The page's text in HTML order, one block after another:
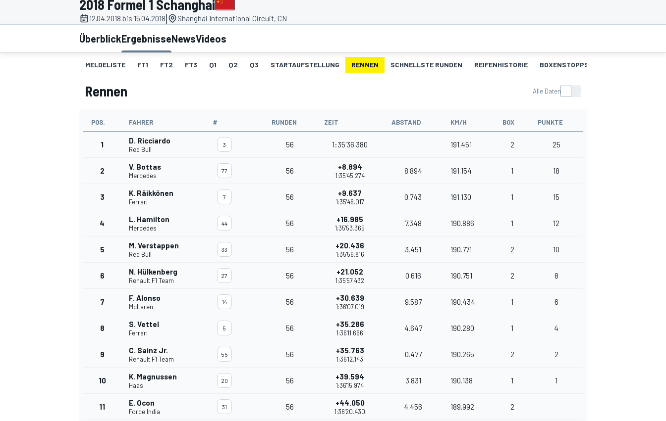
MOTOGP
2018 Formel 1 Schanghai
12.04.2018 bis 15.04.2018| Shanghai International Circuit, CN
ÜberblickErgebnisseNewsVideos
MELDELISTE FT1 FT2 FT3 Q1 Q2 Q3 STARTAUFSTELLUNG RENNEN SCHNELLSTE RUNDEN REIFENHISTORIE BOXENSTOPPS
Rennen Alle Daten
POS. FAHRER # RUNDEN ZEIT ABSTAND KM/H BOX PUNKTE
1 D. Ricciardo
Red Bull
3 56 1:35'36.380 191.451 2 25
2 V. Bottas
Mercedes
77 56 +8.894
1:35'45.274
8.894 191.154 1 18
3 K. Räikkönen
Ferrari
7 56 +9.637
1:35'46.017
0.743 191.130 1 15
4 L. Hamilton
Mercedes
44 56 +16.985
1:35'53.365
7.348 190.886 1 12
5 M. Verstappen
Red Bull
33 56 +20.436
1:35'56.816
3.451 190.771 2 10
6 N. Hülkenberg
Renault F1 Team
27 56 +21.052
1:35'57.432
0.616 190.751 2 8
7 F. Alonso
McLaren
14 56 +30.639
1:36'07.019
9.587 190.434 1 6
8 S. Vettel
Ferrari
5 56 +35.286
1:36'11.666
4.647 190.280 1 4
9 C. Sainz Jr.
Renault F1 Team
55 56 +35.763
1:36'12.143
0.477 190.265 2 2
10 K. Magnussen
Haas
20 56 +39.594
1:36'15.974
3.831 190.138 1 1
11 E. Ocon
Force India
31 56 +44.050
1:36'20.430
4.456 189.992 2